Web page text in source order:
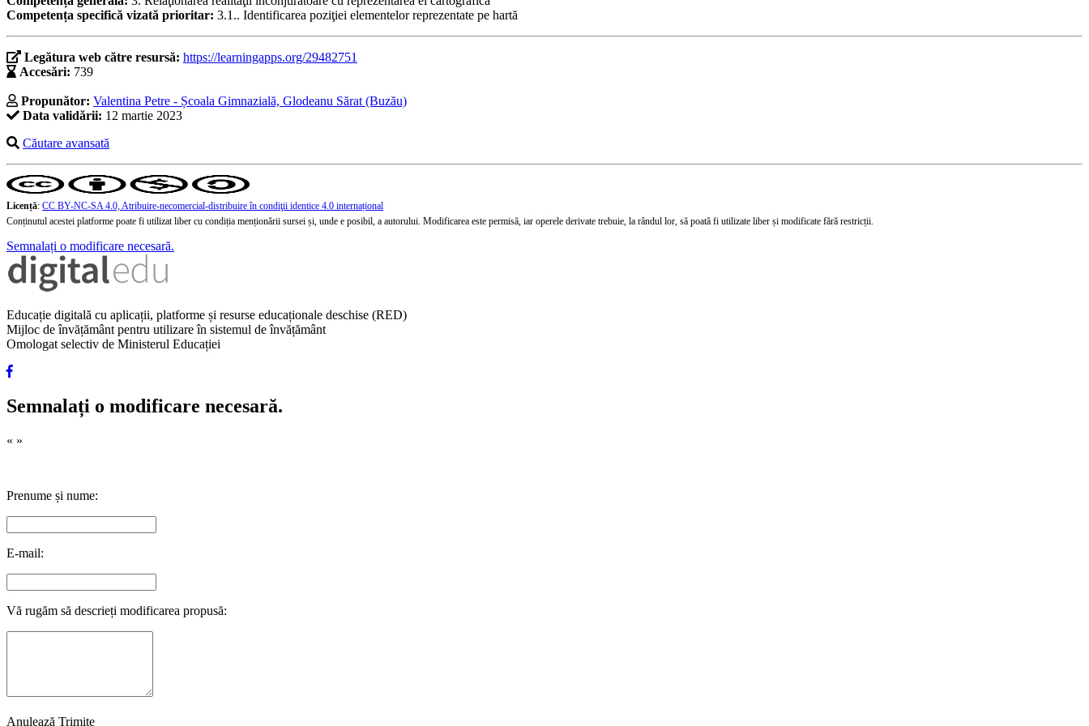
Competența specifică vizată prioritar: 3.1.. Identificarea poziţiei elementelor reprezentate pe hartă
Legătura web către resursă: https://learningapps.org/29482751
Accesări: 739
Propunător: Valentina Petre - Școala Gimnazială, Glodeanu Sărat (Buzău)
Data validării: 12 martie 2023
Căutare avansată
Licență: CC BY-NC-SA 4.0, Atribuire-necomercial-distribuire în condiţii identice 4.0 internațional
Conținutul acestei platforme poate fi utilizat liber cu condiția menționării sursei și, unde e posibil, a autorului. Modificarea este permisă, iar operele derivate trebuie, la rândul lor, să poată fi utilizate liber și modificate fără restricții.
Semnalați o modificare necesară.
Educație digitală cu aplicații, platforme și resurse educaționale deschise (RED)
Mijloc de învățământ pentru utilizare în sistemul de învățământ
Omologat selectiv de Ministerul Educației
Semnalați o modificare necesară.
« »
Prenume și nume:
E-mail:
Vă rugăm să descrieți modificarea propusă:
Anulează Trimite